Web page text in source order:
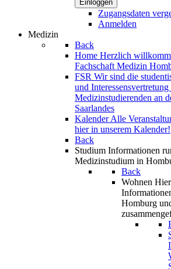
Einloggen
Zugangsdaten
Anmelden
Medizin
Back
Home Herzlich
Fachschaft Medizin
FSR Wir sind die
und Interessensvertretung
Medizinstudierenden an
Saarlandes
KalenderAlle
hier in unserem Kalender!
Back
Studium Informationen
Medizinstudium in
Back
Wohnen
Homburg